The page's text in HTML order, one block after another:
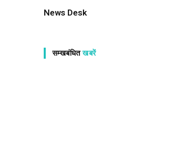
News Desk
सम्खबंधितखबरें